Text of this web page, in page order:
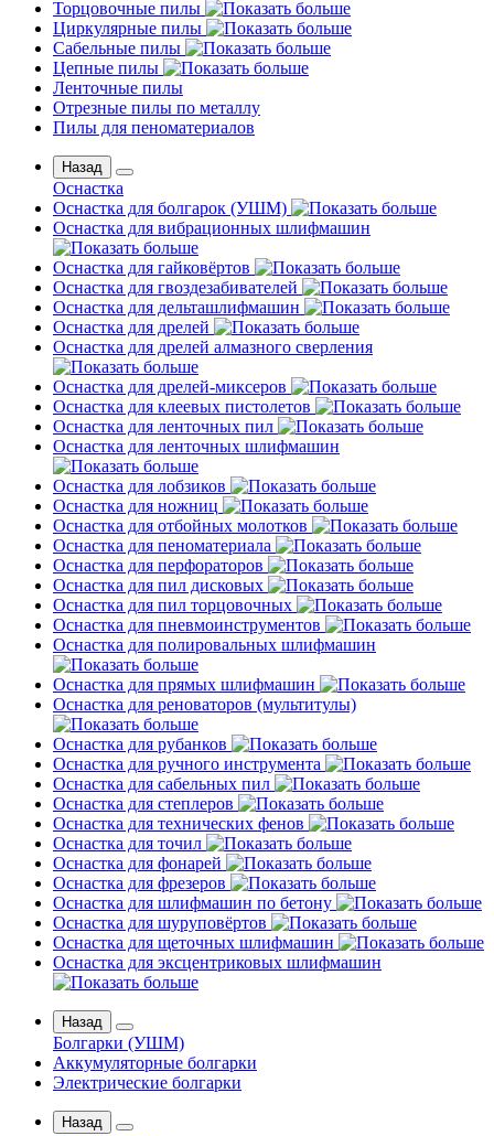
Торцовочные пилы
Циркулярные пилы
Сабельные пилы
Цепные пилы
Ленточные пилы
Отрезные пилы по металлу
Пилы для пеноматериалов
Назад
Оснастка
Оснастка для болгарок (УШМ)
Оснастка для вибрационных шлифмашин
Оснастка для гайковёртов
Оснастка для гвоздезабивателей
Оснастка для дельташлифмашин
Оснастка для дрелей
Оснастка для дрелей алмазного сверления
Оснастка для дрелей-миксеров
Оснастка для клеевых пистолетов
Оснастка для ленточных пил
Оснастка для ленточных шлифмашин
Оснастка для лобзиков
Оснастка для ножниц
Оснастка для отбойных молотков
Оснастка для пеноматериала
Оснастка для перфораторов
Оснастка для пил дисковых
Оснастка для пил торцовочных
Оснастка для пневмоинструментов
Оснастка для полировальных шлифмашин
Оснастка для прямых шлифмашин
Оснастка для реноваторов (мультитулы)
Оснастка для рубанков
Оснастка для ручного инструмента
Оснастка для сабельных пил
Оснастка для степлеров
Оснастка для технических фенов
Оснастка для точил
Оснастка для фонарей
Оснастка для фрезеров
Оснастка для шлифмашин по бетону
Оснастка для шуруповёртов
Оснастка для щеточных шлифмашин
Оснастка для эксцентриковых шлифмашин
Назад
Болгарки (УШМ)
Аккумуляторные болгарки
Электрические болгарки
Назад